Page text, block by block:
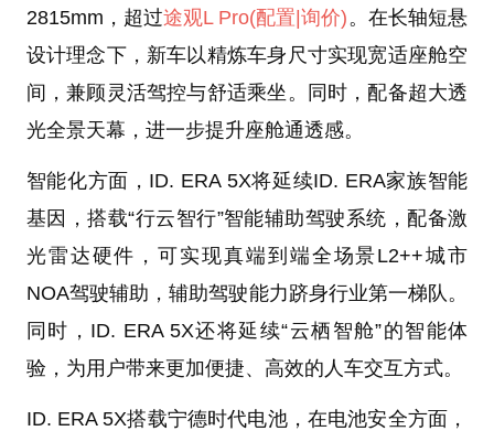
2815mm，超过途观L Pro(配置 |询价)。在长轴短悬
设计理念下，新车以精炼车身尺寸实现宽适座舱空
间，兼顾灵活驾控与舒适乘坐。同时，配备超大透
光全景天幕，进一步提升座舱通透感。
智能化方面，ID. ERA 5X将延续ID. ERA家族智能
基因，搭载“行云智行”智能辅助驾驶系统，配备激
光雷达硬件，可实现真端到端全场景L2++城市
NOA驾驶辅助，辅助驾驶能力跻身行业第一梯队。
同时，ID. ERA 5X还将延续“云栖智舱”的智能体
验，为用户带来更加便捷、高效的人车交互方式。
ID. ERA 5X搭载宁德时代电池，在电池安全方面，